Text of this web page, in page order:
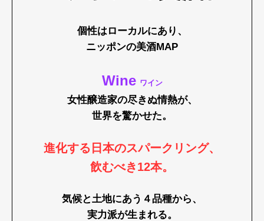
個性はローカルにあり、
ニッポンの美酒MAP
Wine ワイン
女性醸造家の尽きぬ情熱が、
世界を驚かせた。
進化する日本のスパークリング、
飲むべき12本。
気候と土地にあう４品種から、
実力派が生まれる。